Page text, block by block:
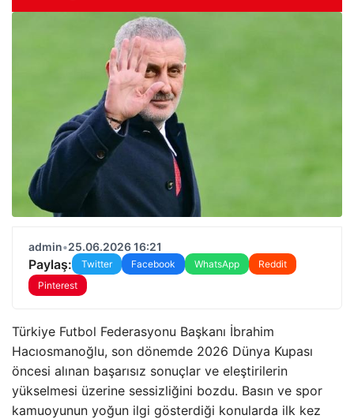
admin•25.06.2026 16:21
Paylaş: Twitter Facebook WhatsApp
Reddit
Pinterest
Türkiye Futbol Federasyonu Başkanı İbrahim
Hacıosmanoğlu, son dönemde 2026 Dünya Kupası
öncesi alınan başarısız sonuçlar ve eleştirilerin
yükselmesi üzerine sessizliğini bozdu. Basın ve spor
kamuoyunun yoğun ilgi gösterdiği konularda ilk kez